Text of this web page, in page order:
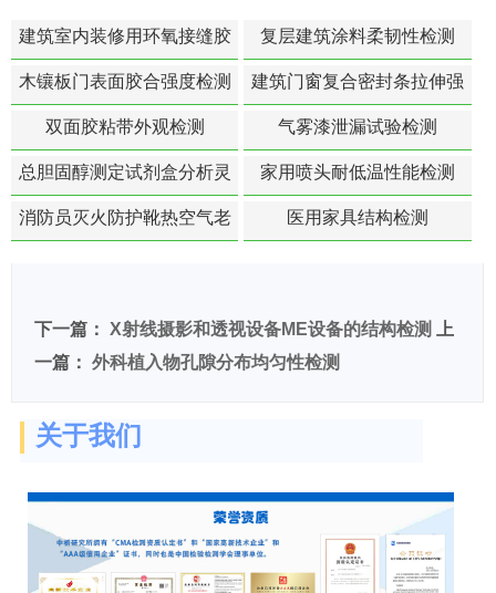
建筑室内装修用环氧接缝胶
苯含量检测
复层建筑涂料柔韧性检测
木镶板门表面胶合强度检测
建筑门窗复合密封条拉伸强
度-硬质塑料材料检测
双面胶粘带外观检测 气雾漆泄漏试验检测
总胆固醇测定试剂盒分析灵
敏度检测
家用喷头耐低温性能检测
消防员灭火防护靴热空气老
医用家具结构检测
下一篇： X射线摄影和透视设备ME设备的结构检测
上
一篇： 外科植入物孔隙分布均匀性检测
关于我们